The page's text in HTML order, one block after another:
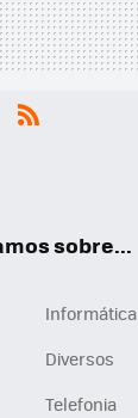
sobre...
Informática
Diversos
Telefonia